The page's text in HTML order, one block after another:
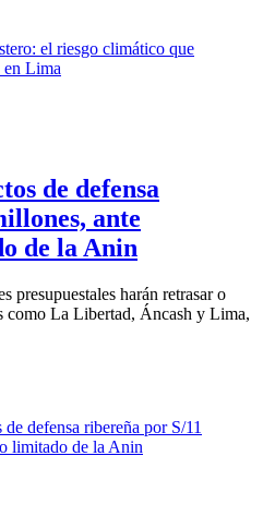
de defensa
ante
de la Anin
presupuestales harán retrasar o
como La Libertad, Áncash y Lima,